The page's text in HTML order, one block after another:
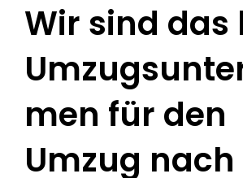
Wir sind das
men für den
Umzug nach